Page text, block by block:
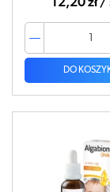
12,20 zł
DO